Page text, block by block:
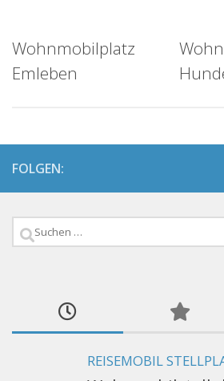
Wohnmobilplatz
Emleben
FOLGEN:
Suchen
REISEMOBIL